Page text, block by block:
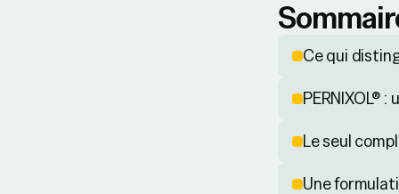
Ce qui
PERNIXOL®
Le seul
Une